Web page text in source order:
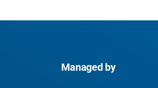
Managed by